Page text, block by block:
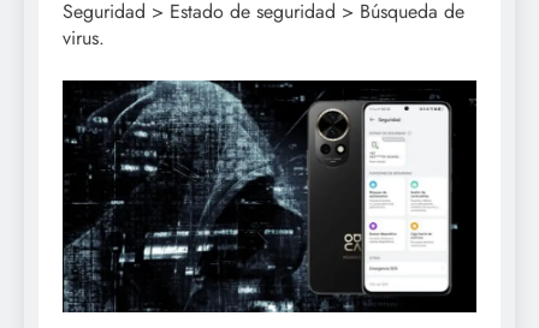
Seguridad > Estado de seguridad > Búsqueda de
virus.